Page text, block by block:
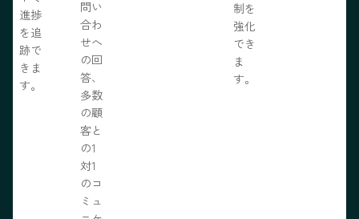
進捗
を追
跡で
きま
す。
問い
合わ
せへ
の回
答、
多数
の顧
客と
の1
対1
のコ
ミュ
制を
強化
でき
ま
す。